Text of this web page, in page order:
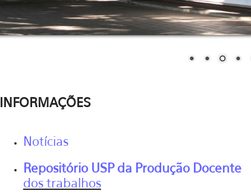
INFORMAÇÕES
Notícias
Repositório USP da Produção Docente
dos trabalhos